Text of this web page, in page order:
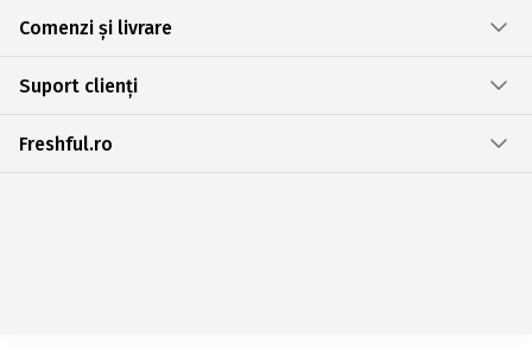
Comenzi și livrare
Suport clienți
Freshful.ro